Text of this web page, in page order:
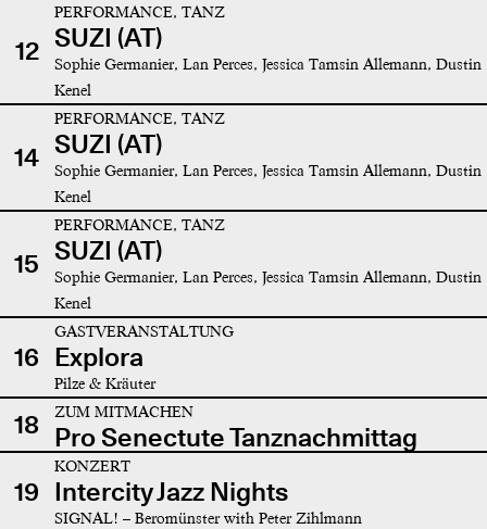
12
PERFORMANCE, TANZ
SUZI (AT)
Sophie Germanier, Lan Perces, Jessica Tamsin Allemann, Dustin
Kenel
14
PERFORMANCE, TANZ
SUZI (AT)
Sophie Germanier, Lan Perces, Jessica Tamsin Allemann, Dustin
Kenel
15
PERFORMANCE, TANZ
SUZI (AT)
Sophie Germanier, Lan Perces, Jessica Tamsin Allemann, Dustin
Kenel
16
GASTVERANSTALTUNG
Explora
Pilze & Kräuter
18 ZUM MITMACHEN
Pro Senectute Tanznachmittag
19
KONZERT
Intercity Jazz Nights
SIGNAL! – Beromünster with Peter Zihlmann